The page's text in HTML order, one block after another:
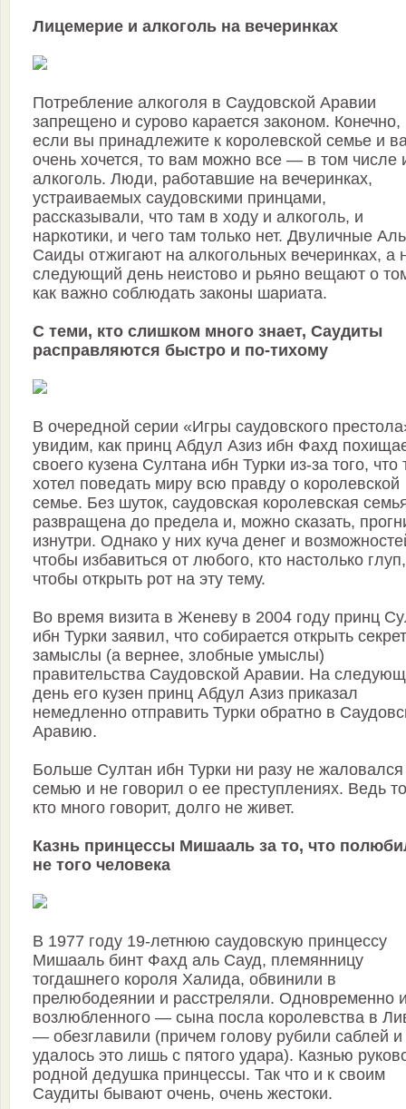
Лицемерие и алкоголь на вечеринках
Потребление алкоголя в Саудовской Аравии
запрещено и сурово карается законом. Конечно,
если вы принадлежите к королевской семье и
очень хочется, то вам можно все — в том числе
алкоголь. Люди, работавшие на вечеринках,
устраиваемых саудовскими принцами,
рассказывали, что там в ходу и алкоголь, и
наркотики, и чего там только нет. Двуличные
Саиды отжигают на алкогольных вечеринках, а
следующий день неистово и рьяно вещают о
как важно соблюдать законы шариата.
С теми, кто слишком много знает, Саудиты
расправляются быстро и по-тихому
В очередной серии «Игры саудовского
увидим, как принц Абдул Азиз ибн Фахд
своего кузена Султана ибн Турки из-за того, что
хотел поведать миру всю правду о королевской
семье. Без шуток, саудовская королевская
развращена до предела и, можно сказать,
изнутри. Однако у них куча денег и
чтобы избавиться от любого, кто настолько глуп,
чтобы открыть рот на эту тему.
Во время визита в Женеву в 2004 году принц
ибн Турки заявил, что собирается открыть
замыслы (а вернее, злобные умыслы)
правительства Саудовской Аравии. На
день его кузен принц Абдул Азиз приказал
немедленно отправить Турки обратно в
Аравию.
Больше Султан ибн Турки ни разу не
семью и не говорил о ее преступлениях. Ведь
кто много говорит, долго не живет.
Казнь принцессы Мишааль за то, что
не того человека
В 1977 году 19-летнюю саудовскую принцессу
Мишааль бинт Фахд аль Сауд, племянницу
тогдашнего короля Халида, обвинили в
прелюбодеянии и расстреляли. Одновременно
возлюбленного — сына посла королевства в
— обезглавили (причем голову рубили саблей и
удалось это лишь с пятого удара). Казнью
родной дедушка принцессы. Так что и к своим
Саудиты бывают очень, очень жестоки.